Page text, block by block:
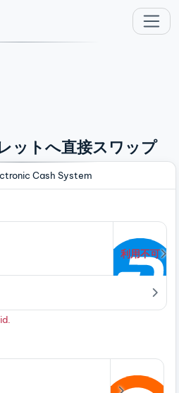
ットへ直接スワップ
Cash System
利用不可